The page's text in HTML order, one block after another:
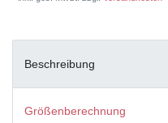
Beschreibung
Größenberechnung